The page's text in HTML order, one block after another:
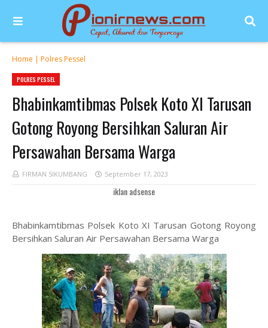
Home | Polres Pessel
POLRES PESSEL
Bhabinkamtibmas Polsek Koto XI Tarusan
Gotong Royong Bersihkan Saluran Air
Persawahan Bersama Warga
FIRMAN SIKUMBANG September 17, 2023
iklan adsense
Bhabinkamtibmas Polsek Koto XI Tarusan Gotong Royong
Bersihkan Saluran Air Persawahan Bersama Warga